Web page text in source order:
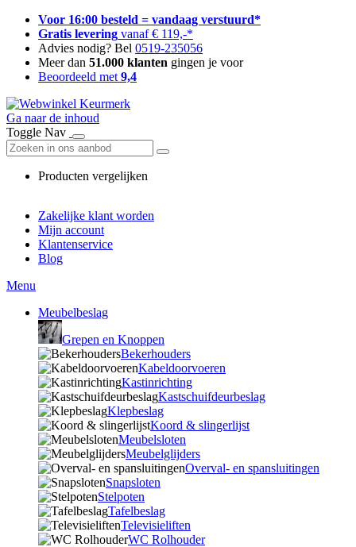
Voor 16:00 besteld = vandaag verstuurd*
Gratis levering vanaf € 119,-*
Advies nodig? Bel 0519-235056
Meer dan 51.000 klanten gingen je voor
Beoordeeld met 9,4
Ga naar de inhoud
Toggle Nav
Producten vergelijken
Zakelijke klant worden
Mijn account
Klantenservice
Blog
Menu
Meubelbeslag
Grepen en Knoppen
Bekerhouders
Kabeldoorvoeren
Kastinrichting
Kastschuifdeurbeslag
Klepbeslag
Koord & slingerlijst
Meubelsloten
Meubelglijders
Overval- en spansluitingen
Snapsloten
Stelpoten
Tafelbeslag
Televisieliften
WC Rolhouder